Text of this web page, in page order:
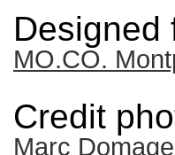
Designed
MO.CO.
Credit
Marc Domage